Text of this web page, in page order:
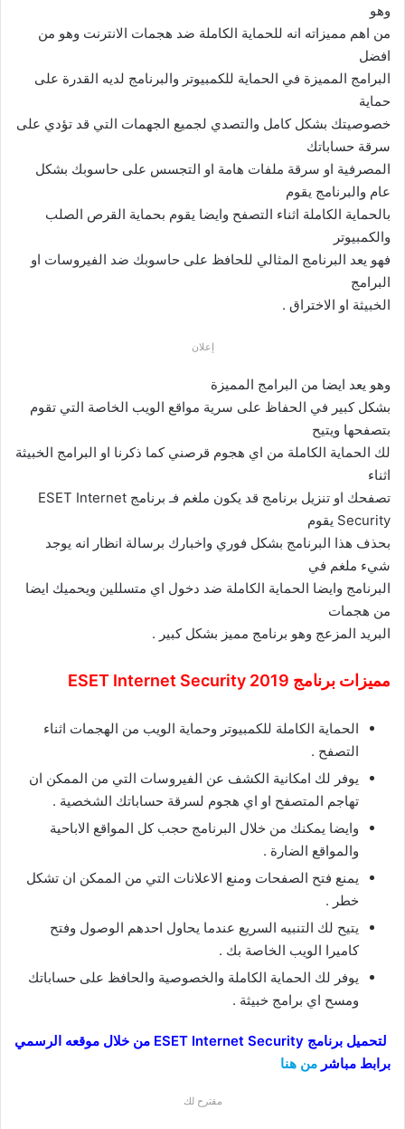
وهو
من اهم مميزاته انه للحماية الكاملة ضد هجمات الانترنت وهو من
افضل
البرامج المميزة في الحماية للكمبيوتر والبرنامج لديه القدرة على
حماية
خصوصيتك بشكل كامل والتصدي لجميع الجهمات التي قد تؤدي على
سرقة حساباتك
المصرفية او سرقة ملفات هامة او التجسس على حاسوبك بشكل
عام والبرنامج يقوم
بالحماية الكاملة اثناء التصفح وايضا يقوم بحماية القرص الصلب
والكمبيوتر
فهو يعد البرنامج المثالي للحافظ على حاسوبك ضد الفيروسات او
البرامج
الخبيثة او الاختراق .
إعلان
وهو يعد ايضا من البرامج المميزة
بشكل كبير في الحفاظ على سرية مواقع الويب الخاصة التي تقوم
بتصفحها ويتيح
لك الحماية الكاملة من اي هجوم قرصني كما ذكرنا او البرامج الخبيثة
اثناء
تصفحك او تنزيل برنامج قد يكون ملغم فـ برنامج ESET Internet
Security يقوم
بحذف هذا البرنامج بشكل فوري واخبارك برسالة انظار انه يوجد
شيء ملغم في
البرنامج وايضا الحماية الكاملة ضد دخول اي متسللين ويحميك ايضا
من هجمات
البريد المزعج وهو برنامج مميز بشكل كبير .
مميزات برنامج ESET Internet Security 2019
الحماية الكاملة للكمبيوتر وحماية الويب من الهجمات اثناء
التصفح .
يوفر لك امكانية الكشف عن الفيروسات التي من الممكن ان
تهاجم المتصفح او اي هجوم لسرقة حساباتك الشخصية .
وايضا يمكنك من خلال البرنامج حجب كل المواقع الاباحية
والمواقع الضارة .
يمنع فتح الصفحات ومنع الاعلانات التي من الممكن ان تشكل
خطر .
يتيح لك التنبيه السريع عندما يحاول احدهم الوصول وفتح
كاميرا الويب الخاصة بك .
يوفر لك الحماية الكاملة والخصوصية والحافظ على حساباتك
ومسح اي برامج خبيثة .
لتحميل برنامج ESET Internet Security من خلال موقعه الرسمي
برابط مباشر من هنا
مقترح لك